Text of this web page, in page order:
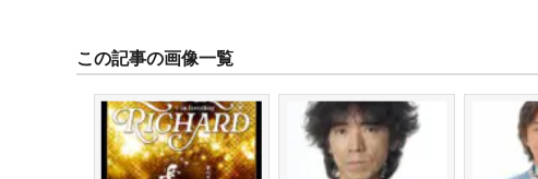
この記事の画像一覧